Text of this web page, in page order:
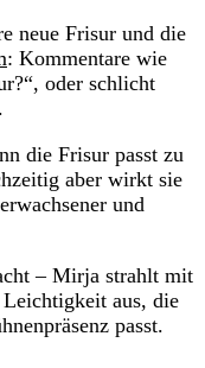
neue Frisur und die
: Kommentare wie
oder schlicht
die Frisur passt zu
aber wirkt sie
und
– Mirja strahlt mit
aus, die
passt.